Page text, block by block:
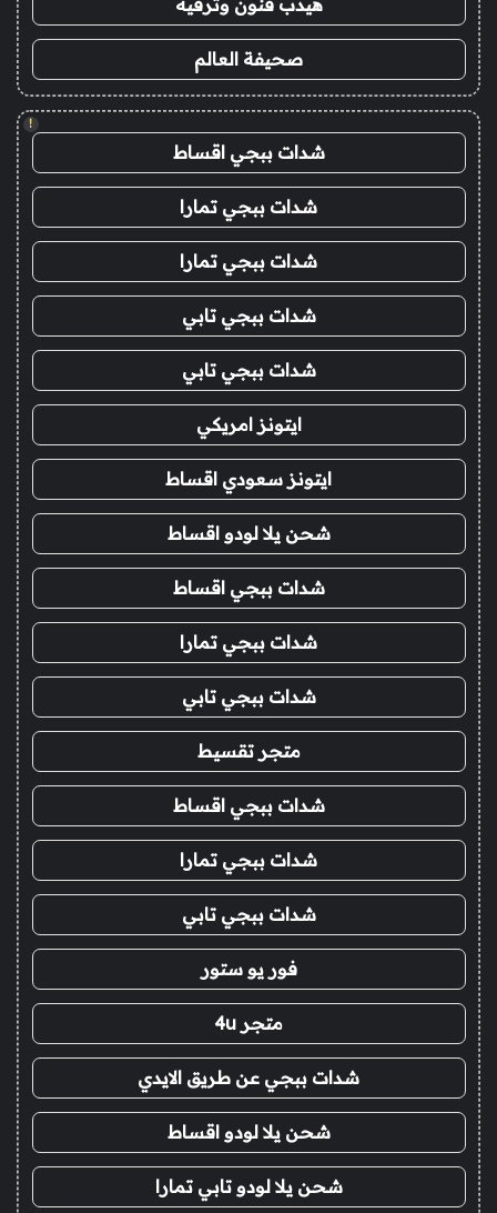
صحيفة العالم
!
شدات ببجي اقساط
شدات ببجي تمارا
شدات ببجي تمارا
شدات ببجي تابي
شدات ببجي تابي
ايتونز امريكي
ايتونز سعودي اقساط
شحن يلا لودو اقساط
شدات ببجي اقساط
شدات ببجي تمارا
شدات ببجي تابي
متجر تقسيط
شدات ببجي اقساط
شدات ببجي تمارا
شدات ببجي تابي
فور يو ستور
متجر 4u
شدات ببجي عن طريق الايدي
شحن يلا لودو اقساط
شحن يلا لودو تابي تمارا